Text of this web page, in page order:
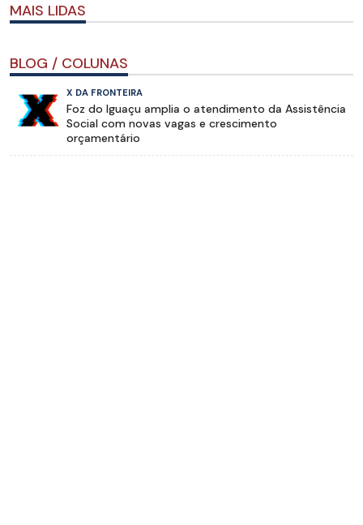
MAIS LIDAS
BLOG / COLUNAS
X DA FRONTEIRA
Foz do Iguaçu amplia o atendimento da Assistência
Social com novas vagas e crescimento
orçamentário